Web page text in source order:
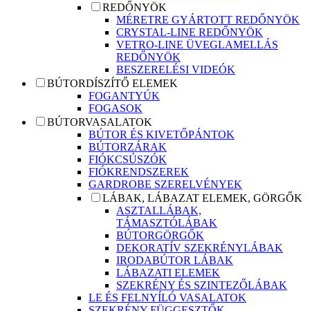
REDŐNYÖK
MÉRETRE GYÁRTOTT REDŐNYÖK
CRYSTAL-LINE REDŐNYÖK
VETRO-LINE ÜVEGLAMELLÁS
REDŐNYÖK
BESZERELÉSI VIDEÓK
BÚTORDÍSZÍTŐ ELEMEK
FOGANTYÚK
FOGASOK
BÚTORVASALATOK
BÚTOR ÉS KIVETŐPÁNTOK
BÚTORZÁRAK
FIÓKCSÚSZÓK
FIÓKRENDSZEREK
GARDROBE SZERELVÉNYEK
LÁBAK, LÁBAZAT ELEMEK, GÖRGŐK
ASZTALLÁBAK,
TÁMASZTÓLÁBAK
BÚTORGÖRGŐK
DEKORATÍV SZEKRÉNYLÁBAK
IRODABÚTOR LÁBAK
LÁBAZATI ELEMEK
SZEKRÉNY ÉS SZINTEZŐLÁBAK
LE ÉS FELNYÍLÓ VASALATOK